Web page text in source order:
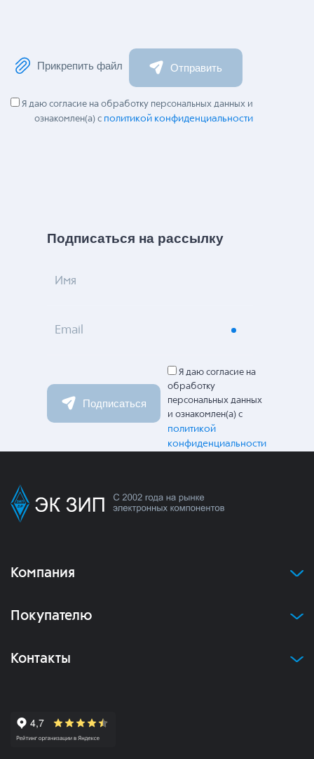
Прикрепить файл Отправить
Я даю согласие на обработку персональных данных и
ознакомлен(а) с политикой конфиденциальности
Подписаться на рассылку
Имя
Email
Подписаться
Я даю согласие на
обработку
персональных данных
и ознакомлен(а) с
политикой
конфиденциальности
Компания
Покупателю
Контакты